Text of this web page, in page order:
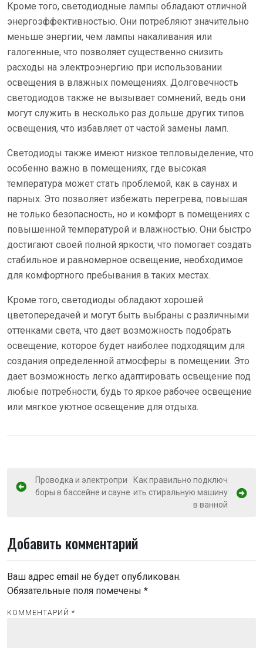
Кроме того, светодиодные лампы обладают отличной
энергоэффективностью. Они потребляют значительно
меньше энергии, чем лампы накаливания или
галогенные, что позволяет существенно снизить
расходы на электроэнергию при использовании
освещения в влажных помещениях. Долговечность
светодиодов также не вызывает сомнений, ведь они
могут служить в несколько раз дольше других типов
освещения, что избавляет от частой замены ламп.
Светодиоды также имеют низкое тепловыделение, что
особенно важно в помещениях, где высокая
температура может стать проблемой, как в саунах и
парных. Это позволяет избежать перегрева, повышая
не только безопасность, но и комфорт в помещениях с
повышенной температурой и влажностью. Они быстро
достигают своей полной яркости, что помогает создать
стабильное и равномерное освещение, необходимое
для комфортного пребывания в таких местах.
Кроме того, светодиоды обладают хорошей
цветопередачей и могут быть выбраны с различными
оттенками света, что дает возможность подобрать
освещение, которое будет наиболее подходящим для
создания определенной атмосферы в помещении. Это
дает возможность легко адаптировать освещение под
любые потребности, будь то яркое рабочее освещение
или мягкое уютное освещение для отдыха.
Н
г
а
ц
и
Проводка и электропри
боры в бассейне и сауне
Как правильно подключ
ить стиральную машину
в ванной
Добавить комментарий
Ваш адрес email не будет опубликован.
Обязательные поля помечены *
КОММЕНТАРИЙ *